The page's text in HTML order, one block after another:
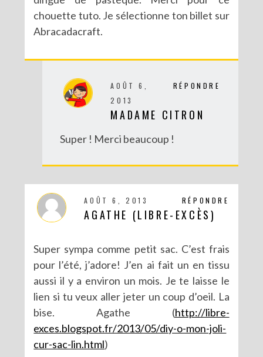
chouette tuto. Je sélectionne ton billet sur
Abracadacraft.
RÉPONDRE
AOÛT 6,
2013
MADAME CITRON
Super ! Merci beaucoup !
RÉPONDRE
AOÛT 6, 2013
AGATHE (LIBRE-EXCÈS)
Super sympa comme petit sac. C’est frais
pour l’été, j’adore! J’en ai fait un en tissu
aussi il y a environ un mois. Je te laisse le
lien si tu veux aller jeter un coup d’oeil. La
bise. Agathe (http://libre-
exces.blogspot.fr/2013/05/diy-o-mon-joli-
cur-sac-lin.html)